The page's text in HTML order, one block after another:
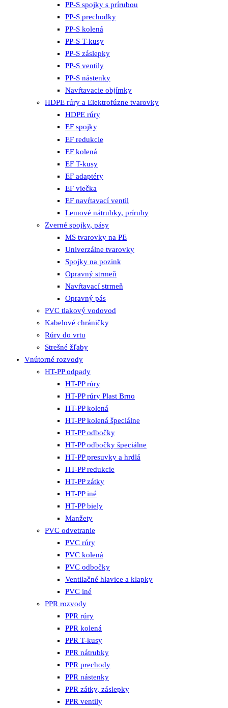
PP-S spojky s prírubou
PP-S prechodky
PP-S kolená
PP-S T-kusy
PP-S záslepky
PP-S ventily
PP-S nástenky
Navŕtavacie objímky
HDPE rúry a Elektrofúzne tvarovky
HDPE rúry
EF spojky
EF redukcie
EF kolená
EF T-kusy
EF adaptéry
EF viečka
EF navŕtavací ventil
Lemové nátrubky, príruby
Zverné spojky, pásy
MS tvarovky na PE
Univerzálne tvarovky
Spojky na pozink
Opravný strmeň
Navŕtavací strmeň
Opravný pás
PVC tlakový vodovod
Kabelové chráničky
Rúry do vrtu
Strešné žľaby
Vnútorné rozvody
HT-PP odpady
HT-PP rúry
HT-PP rúry Plast Brno
HT-PP kolená
HT-PP kolená špeciálne
HT-PP odbočky
HT-PP odbočky špeciálne
HT-PP presuvky a hrdlá
HT-PP redukcie
HT-PP zátky
HT-PP iné
HT-PP biely
Manžety
PVC odvetranie
PVC rúry
PVC kolená
PVC odbočky
Ventilačné hlavice a klapky
PVC iné
PPR rozvody
PPR rúry
PPR kolená
PPR T-kusy
PPR nátrubky
PPR prechody
PPR nástenky
PPR zátky, záslepky
PPR ventily